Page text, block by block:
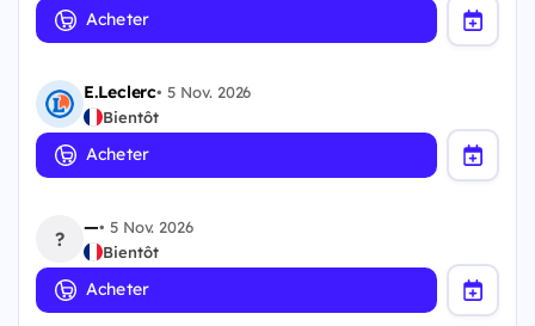
Acheter
E.Leclerc•5 Nov. 2026
Bientôt
Acheter
?
—• 5 Nov. 2026
Bientôt
Acheter